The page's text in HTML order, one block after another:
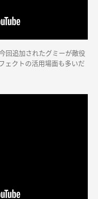
回追加されたグミーが敵役
ェクトの活用場面も多いだ